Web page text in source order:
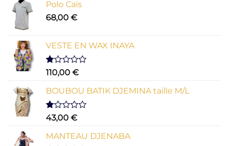
Polo Caïs
68,00 €
VESTE EN WAX INAYA
Note
1.00
sur
5
110,00 €
BOUBOU BATIK DJEMINA taille M/L
Note
1.00
sur
5
43,00 €
MANTEAU DJENABA